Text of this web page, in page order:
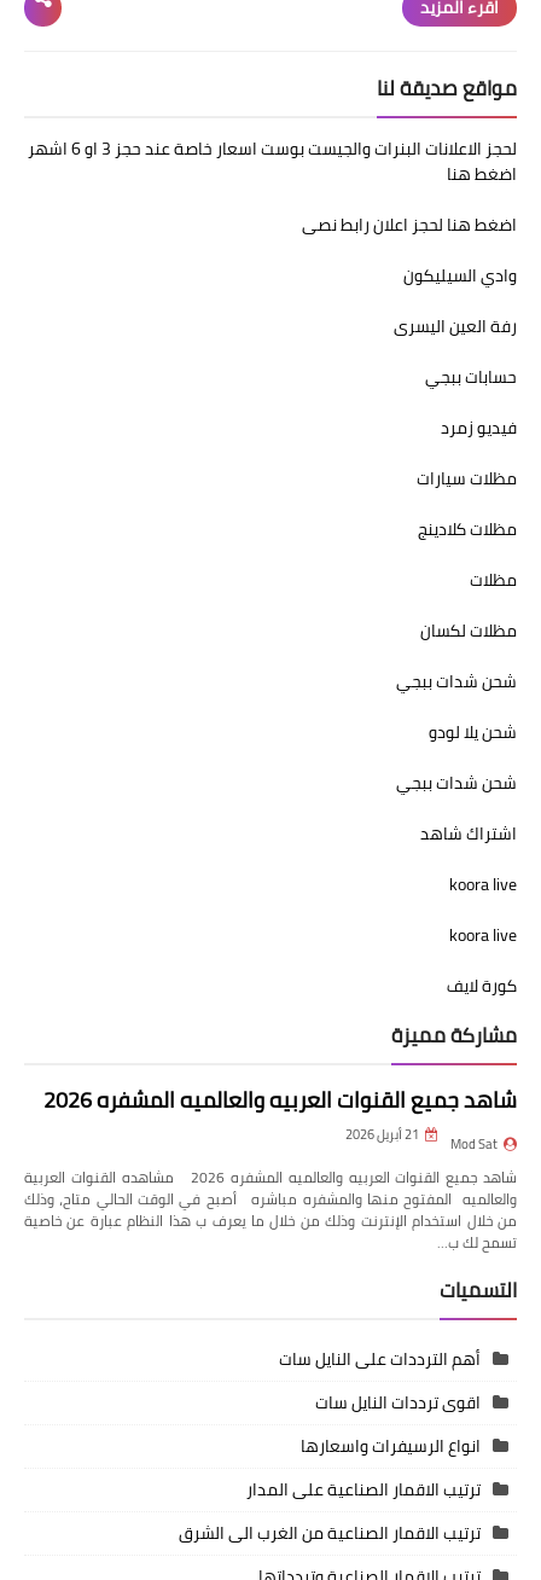
اقرء المزيد
مواقع صديقة لنا
لحجز الاعلانات البنرات والجيست بوست اسعار خاصة عند حجز 3 او 6 اشهر
اضغط هنا
اضغط هنا لحجز اعلان رابط نصى
وادي السيليكون
رفة العين اليسرى
حسابات ببجي
فيديو زمرد
مظلات سيارات
مظلات كلادينج
مظلات
مظلات لكسان
شحن شدات ببجي
شحن يلا لودو
شحن شدات ببجي
اشتراك شاهد
koora live
koora live
كورة لايف
مشاركة مميزة
شاهد جميع القنوات العربيه والعالميه المشفره 2026
Mod Sat 21 أبريل 2026
شاهد جميع القنوات العربيه والعالميه المشفره 2026 مشاهده القنوات العربية
والعالميه المفتوح منها والمشفره مباشره أصبح في الوقت الحالي متاح، وذلك
من خلال استخدام الإنترنت وذلك من خلال ما يعرف ب هذا النظام عبارة عن خاصية
تسمح لك ب…
التسميات
أهم الترددات على النايل سات
اقوى ترددات النايل سات
انواع الرسيفرات واسعارها
ترتيب الاقمار الصناعية على المدار
ترتيب الاقمار الصناعية من الغرب الى الشرق